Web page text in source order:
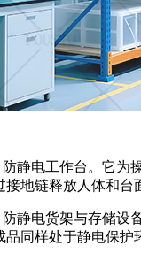
静电工作台。它为
地链释放人体和台
静电货架与存储设
同样处于静电保护